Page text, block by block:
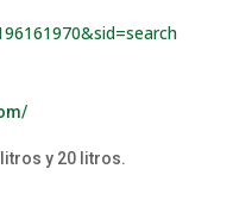
y 20 litros.